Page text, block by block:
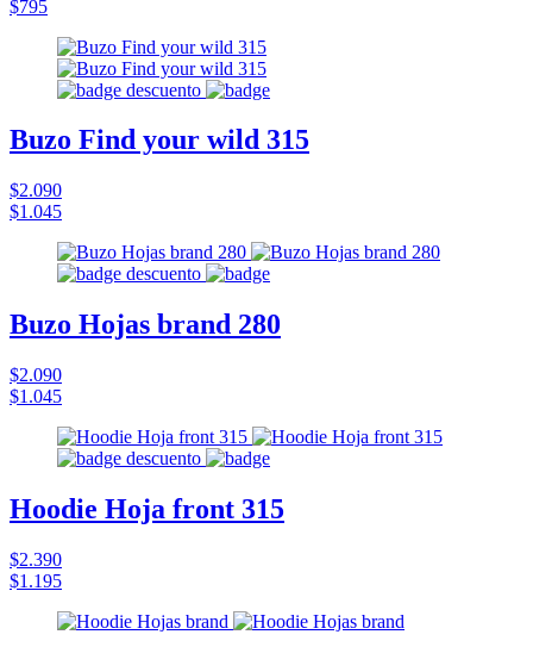
$795
Buzo Find your wild 315
$2.090
$1.045
Buzo Hojas brand 280
$2.090
$1.045
Hoodie Hoja front 315
$2.390
$1.195